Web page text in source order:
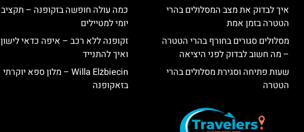
איך לבדוק את מצב המסלולים בהרי
הטטרה בזמן אמת
מסלולים סגורים בחורף בהרי הטטרה
– מה חשוב לבדוק לפני היציאה
שעות פתיחה וסגירת מסלולים בהרי
הטטרה
כמה עולה חופשה בזקופנה – תקציב
יומי למטיילים
זקופנה ללא רכב – איפה כדאי לישון
ואיך להתנייד
Willa Elżbiecin – מלון ספא יוקרתי
בזאקופנה